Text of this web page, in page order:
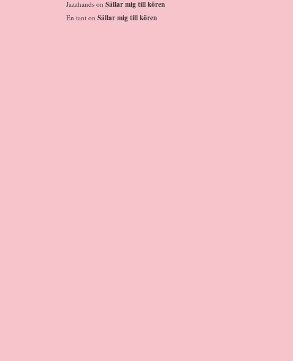
Jazzhands on Sällar mig till kören
En tant on Sällar mig till kören